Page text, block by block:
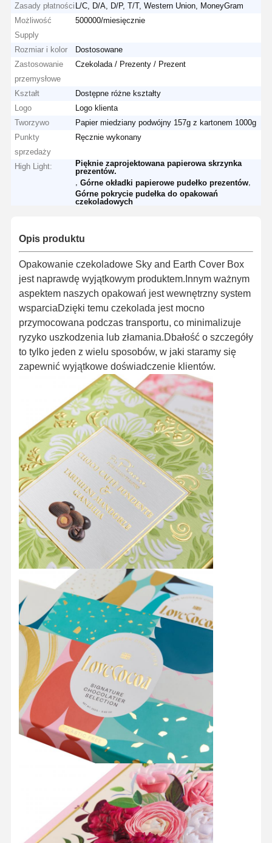
Dom Produkty O Nas
Wycieczka
Po Fabryce
Zasady płatności L/C, D/A, D/P, T/T, Western Union, MoneyGram
Możliwość
Supply
500000/miesięcznie
Rozmiar i kolor
Dostosowane
Zastosowanie
przemysłowe
Czekolada / Prezenty / Prezent
Kształt
Dostępne różne kształty
Logo
Logo klienta
Tworzywo
Papier miedziany podwójny 157g z kartonem 1000g
Punkty
sprzedaży
Ręcznie wykonany
High Light:
Pięknie zaprojektowana papierowa skrzynka
prezentów.
,Górne okładki papierowe pudełko prezentów
Górne pokrycie pudełka do opakowań
czekoladowych
Opis produktu
Opakowanie czekoladowe Sky and Earth Cover Box
jest naprawdę wyjątkowym produktem.Innym ważnym
aspektem naszych opakowań jest wewnętrzny system
wsparciaDzięki temu czekolada jest mocno
przymocowana podczas transportu, co minimalizuje
ryzyko uszkodzenia lub złamania.Dbałość o szczegóły
to tylko jeden z wielu sposobów, w jaki staramy się
zapewnić wyjątkowe doświadczenie klientów.